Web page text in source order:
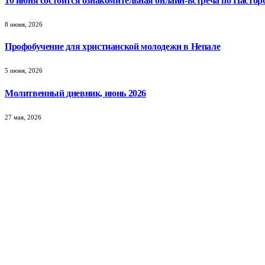
8 июня, 2026
Профобучение для христианской молодежи в Непале
5 июня, 2026
Молитвенный дневник, июнь 2026
27 мая, 2026